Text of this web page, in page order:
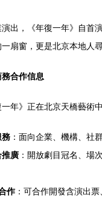
出，《年復一年》自首
扇窗，更是北京本地人
合作信息
年》正在北京天橋藝術
務 ：面向企業、機構、社
推廣 ：開放劇目冠名、場
作：可合作開發含演出票